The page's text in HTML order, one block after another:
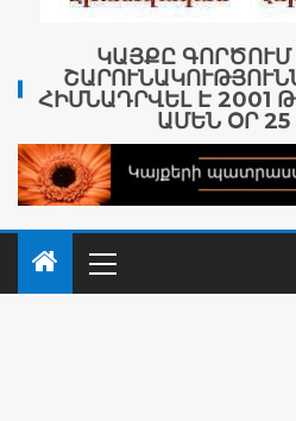
ԿԱՅՔԸ ԳՈՐԾՈՒՄ
ՀԻՄՆԱԴՐՎԵԼ Է 2001
ԱՄԵՆ ՕՐ 25